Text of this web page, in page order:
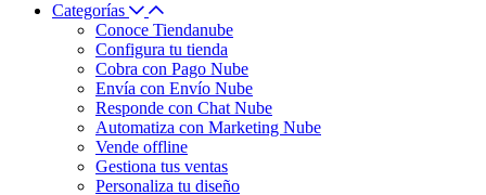
Categorías
Conoce Tiendanube
Configura tu tienda
Cobra con Pago Nube
Envía con Envío Nube
Responde con Chat Nube
Automatiza con Marketing Nube
Vende offline
Gestiona tus ventas
Personaliza tu diseño